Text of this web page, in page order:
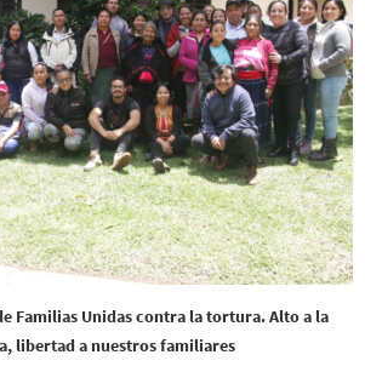
Familias Unidas contra la tortura. Alto a la
libertad a nuestros familiares